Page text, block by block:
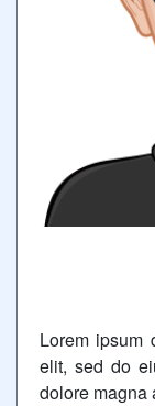
Lorem ipsum
elit, sed do
dolore